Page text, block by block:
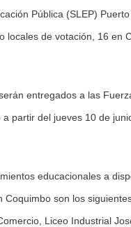
Pública (SLEP)
locales de votación, 16 en
entregados a las
a partir del jueves 10 de
educacionales a
Coquimbo son los
Liceo Industrial